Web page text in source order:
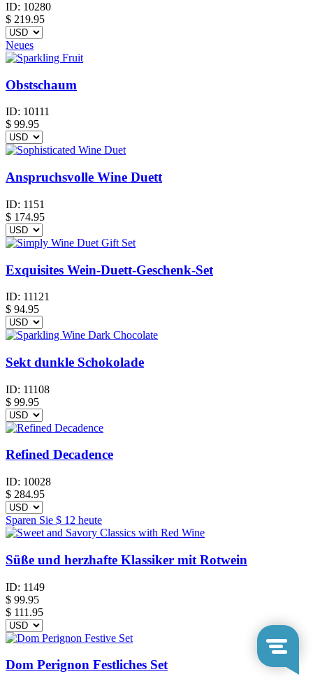
ID: 10280
$ 219.95
Neues
Obstschaum
ID: 10111
$ 99.95
Anspruchsvolle Wine Duett
ID: 1151
$ 174.95
Exquisites Wein-Duett-Geschenk-Set
ID: 11121
$ 94.95
Sekt dunkle Schokolade
ID: 11108
$ 99.95
Refined Decadence
ID: 10028
$ 284.95
Sparen Sie $ 12 heute
Süße und herzhafte Klassiker mit Rotwein
ID: 1149
$ 99.95
$ 111.95
Dom Perignon Festliches Set